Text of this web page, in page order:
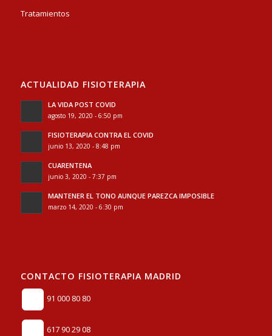
Tratamientos
ACTUALIDAD FISIOTERAPIA
LA VIDA POST COVID
agosto 19, 2020 - 6:50 pm
FISIOTERAPIA CONTRA EL COVID
junio 13, 2020 - 8:48 pm
CUARENTENA
junio 3, 2020 - 7:37 pm
MANTENER EL TONO AUNQUE PAREZCA IMPOSIBLE
marzo 14, 2020 - 6:30 pm
CONTACTO FISIOTERAPIA MADRID
91 000 80 80
617 90 29 08